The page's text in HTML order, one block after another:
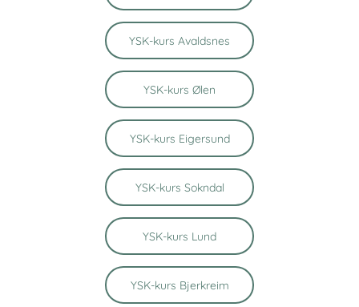
YSK-kurs Avaldsnes
YSK-kurs Ølen
YSK-kurs Eigersund
YSK-kurs Sokndal
YSK-kurs Lund
YSK-kurs Bjerkreim